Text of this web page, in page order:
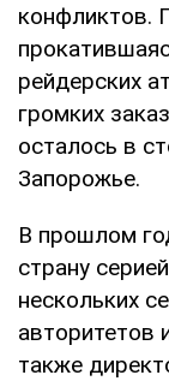
конфликтов.
рейдерских
громких
осталось в
Запорожье.
В прошлом
страну
нескольких
авторитетов
также